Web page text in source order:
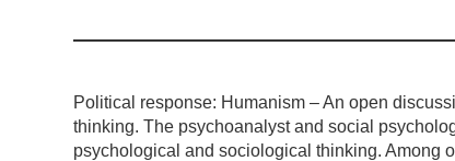
Political response: Humanism – An open
thinking. The psychoanalyst and social
psychological and sociological thinking. Among